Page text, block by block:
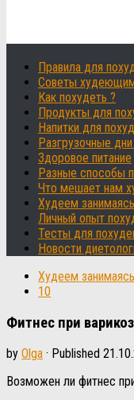
Правила для
Советы
Как похудеть ?
Продукты для
Напитки для
Разгрузочные
Здоровое питание
Разные способы
Что мешает нам
Худеем занимаясь
Личный опыт
Тесты для
Новости
Худеем занимаясь
10
Фитнес при
by Olga · Published
Возможен ли фитнес